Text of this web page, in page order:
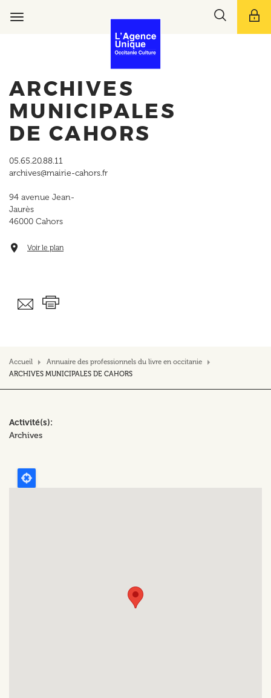
Toggle
ARCHIVES
MUNICIPALES
DE CAHORS
05.65.20.88.11
archives@mairie-cahors.fr
94 avenue Jean-
Jaurès
46000 Cahors
Voir le plan
Accueil
Annuaire des professionnels du livre en occitanie
ARCHIVES MUNICIPALES DE CAHORS
Activité(s)
Archives